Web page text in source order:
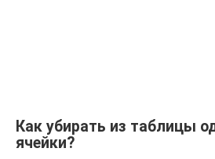
Как убирать из таблицы
ячейки?